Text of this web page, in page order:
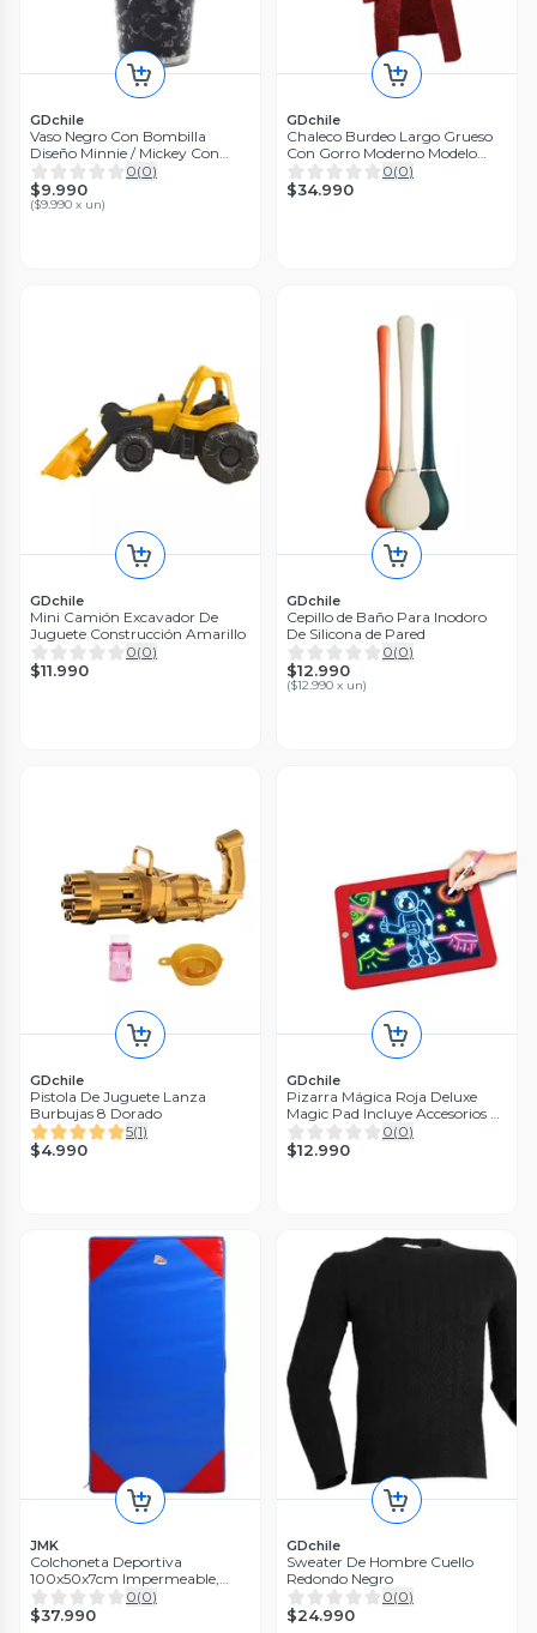
GDchile
Vaso Negro Con Bombilla
Diseño Minnie / Mickey Con
Orejas
0(0)
$9.990
($9.990 x un)
GDchile
Chaleco Burdeo Largo Grueso
Con Gorro Moderno Modelo
8811
0(0)
$34.990
GDchile
Mini Camión Excavador De
Juguete Construcción Amarillo
0(0)
$11.990
GDchile
Cepillo de Baño Para Inodoro
De Silicona de Pared
0(0)
$12.990
($12.990 x un)
GDchile
Pistola De Juguete Lanza
Burbujas 8 Dorado
5(1)
$4.990
GDchile
Pizarra Mágica Roja Deluxe
Magic Pad Incluye Accesorios Y
Pilas
0(0)
$12.990
JMK
Colchoneta Deportiva
100x50x7cm Impermeable,
Lavable, Densidad 60, Tela Pvc
0(0)
$37.990
GDchile
Sweater De Hombre Cuello
Redondo Negro
0(0)
$24.990